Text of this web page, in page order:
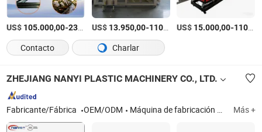
US$ 105.000,00-230.000,00 /piece
US$ 13.950,00-110.000,00 /piece
US$ 15.000,00-110.000,00
Contacto Charlar
ZHEJIANG NANYI PLASTIC MACHINERY CO., LTD.
Fabricante/Fábrica OEM/ODM Máquina de fabricación de bolsas de tejido PP, máquina de fabricación de bolsas de malla de leno PP, máquina de fabricación de redes de sombra, telar circular de plástico, máquina de extrusión de hilo plano de plástico, máquina de corte automático de bolsas, máquina de coser automática de bolsas Más +